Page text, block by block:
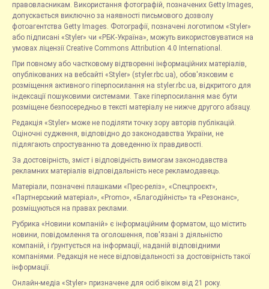
правовласникам. Використання фотографій, позначених Getty Images,
допускається виключно за наявності письмового дозволу
фотоагентства Getty Images. Фотографії, позначені логотипом «Styler»
або підписані «Styler» чи «РБК-Україна», можуть використовуватися на
умовах ліцензії Creative Commons Attribution 4.0 International.
При повному або частковому відтворенні інформаційних матеріалів,
опублікованих на вебсайті «Styler» (styler.rbc.ua), обов'язковим є
розміщення активного гіперпосилання на styler.rbc.ua, відкритого для
індексації пошуковими системами. Таке гіперпосилання має бути
розміщене безпосередньо в тексті матеріалу не нижче другого абзацу.
Редакція «Styler» може не поділяти точку зору авторів публікацій.
Оціночні судження, відповідно до законодавства України, не
підлягають спростуванню та доведенню їх правдивості.
За достовірність, зміст і відповідність вимогам законодавства
рекламних матеріалів відповідальність несе рекламодавець.
Матеріали, позначені плашками «Прес-реліз», «Спецпроєкт»,
«Партнерський матеріал», «Promo», «Благодійність» та «Резонанс»,
розміщуються на правах реклами.
Рубрика «Новини компаній» є інформаційним форматом, що містить
новини, повідомлення та оголошення, пов'язані з діяльністю
компаній, і ґрунтується на інформації, наданій відповідними
компаніями. Редакція не несе відповідальності за достовірність такої
інформації.
Онлайн-медіа «Styler» призначене для осіб віком від 21 року.